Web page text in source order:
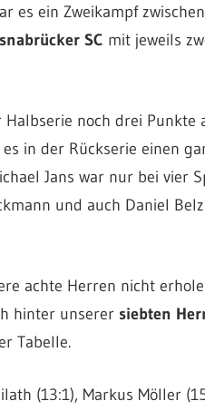
es ein Zweikampf
SC mit jeweils
noch drei Punkte
in der Rückserie einen
Jans war nur bei vier
und auch Daniel
achte Herren nicht
hinter unserer siebten
Tabelle.
(13:1), Markus Möller